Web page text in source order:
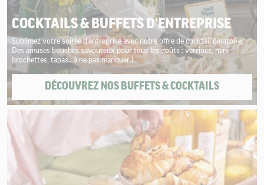
COCKTAILS & BUFFETS D'ENTREPRISE
Sublimez votre soirée d'entreprise avec notre offre de cocktail dînatoire.
Des amuses bouches savoureux pour tous les goûts : verrines, mini
brochettes, tapas.. à ne pas manquer !
DÉCOUVREZ NOS BUFFETS & COCKTAILS